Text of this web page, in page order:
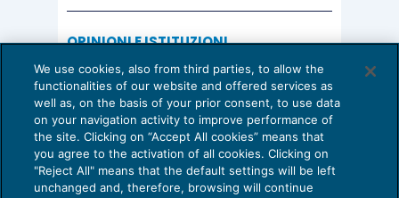
OPINIONI E ISTITUZIONI
Valorizzare il potenziale dello Studio:
una riflessione sul futuro della
consulenza del lavoro
15 Giugno 2026
di Milena Montanari
We use cookies, also from third parties, to allow the
functionalities of our website and offered services as
well as, on the basis of your prior consent, to use data
on your navigation activity to improve performance of
the site. Clicking on “Accept All cookies” means that
you agree to the activation of all cookies. Clicking on
"Reject All" means that the default settings will be left
unchanged and, therefore, browsing will continue